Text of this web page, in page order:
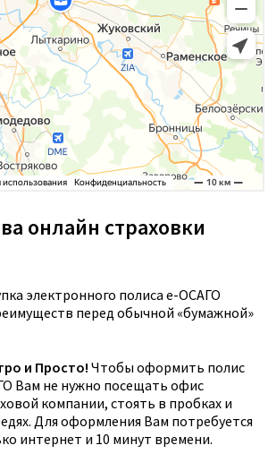
онлайн страховки
электронного полиса е-ОСАГО
перед обычной «бумажной»
и Просто! Чтобы оформить полис
Вам не нужно посещать офис
компании, стоять в пробках и
Для оформления Вам потребуется
интернет и 10 минут времени.